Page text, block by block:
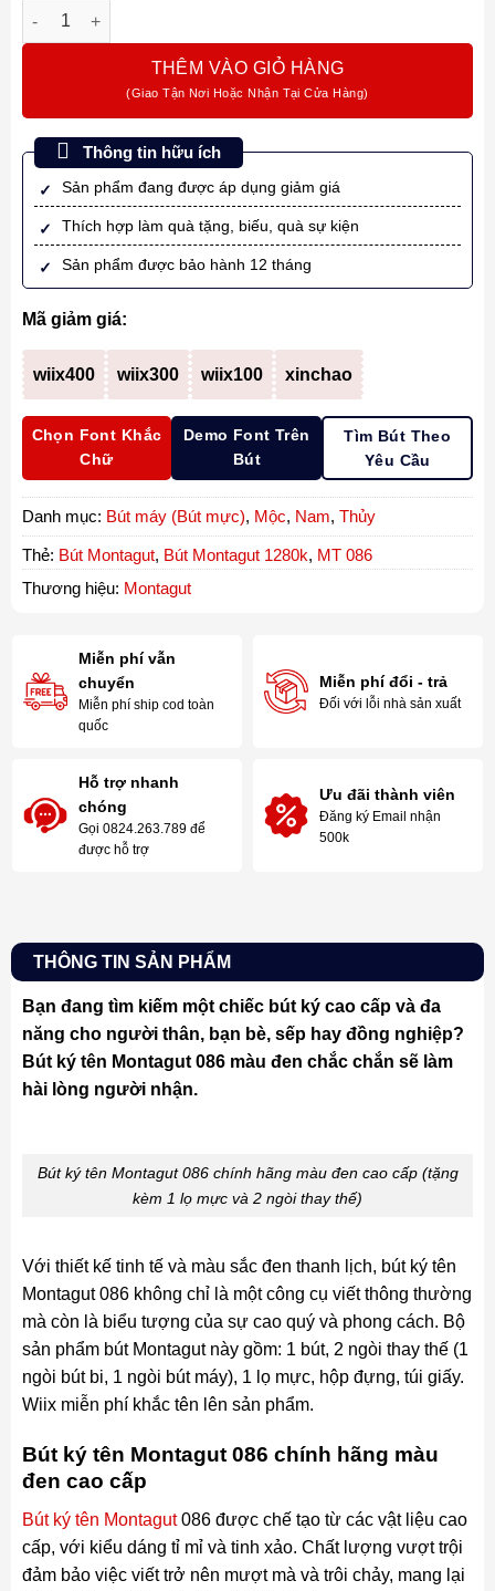
Bút ký tên Montagut 086 chính hãng màu đen cao cấp tặng
THÊM VÀO GIỎ HÀNG
Thông tin hữu ích
Sản phẩm đang được áp dụng giảm giá
Thích hợp làm quà tặng, biếu, quà sự kiện
Sản phẩm được bảo hành 12 tháng
Mã giảm giá:
wiix400 wiix300 wiix100 xinchao
Chọn Font Khắc
Chữ
Demo Font Trên
Bút
Tìm Bút Theo
Yêu Cầu
Danh mục: Bút máy (Bút mực), Mộc, Nam, Thủy
Thẻ: Bút Montagut, Bút Montagut 1280k, MT 086
Thương hiệu: Montagut
Miễn phí vẫn
chuyển
Miễn phí ship cod toàn
quốc
Miễn phí đổi - trả
Đối với lỗi nhà sản xuất
Hỗ trợ nhanh
chóng
Gọi 0824.263.789 để
được hỗ trợ
Ưu đãi thành viên
Đăng ký Email nhận
500k
THÔNG TIN SẢN PHẨM
Bạn đang tìm kiếm một chiếc bút ký cao cấp và đa
năng cho người thân, bạn bè, sếp hay đồng nghiệp?
Bút ký tên Montagut 086 màu đen chắc chắn sẽ làm
hài lòng người nhận.
Bút ký tên Montagut 086 chính hãng màu đen cao cấp (tặng
kèm 1 lọ mực và 2 ngòi thay thế)
Với thiết kế tinh tế và màu sắc đen thanh lịch, bút ký tên
Montagut 086 không chỉ là một công cụ viết thông thường
mà còn là biểu tượng của sự cao quý và phong cách. Bộ
sản phẩm bút Montagut này gồm: 1 bút, 2 ngòi thay thế (1
ngòi bút bi, 1 ngòi bút máy), 1 lọ mực, hộp đựng, túi giấy.
Wiix miễn phí khắc tên lên sản phẩm.
Bút ký tên Montagut 086 chính hãng màu
đen cao cấp
Bút ký tên Montagut086 được chế tạo từ các vật liệu cao
cấp, với kiểu dáng tỉ mỉ và tinh xảo. Chất lượng vượt trội
đảm bảo việc viết trở nên mượt mà và trôi chảy, mang lại